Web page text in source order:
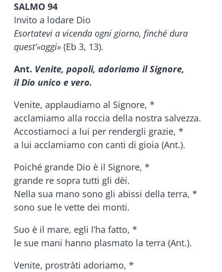
SALMO 94
Invito a lodare Dio
Esortatevi a vicenda ogni giorno, finché dura
quest’«oggi» (Eb 3, 13).
Ant. Venite, popoli, adoriamo il Signore,
il Dio unico e vero.
Venite, applaudiamo al Signore, *
acclamiamo alla roccia della nostra salvezza.
Accostiamoci a lui per rendergli grazie, *
a lui acclamiamo con canti di gioia (Ant.).
Poiché grande Dio è il Signore, *
grande re sopra tutti gli dèi.
Nella sua mano sono gli abissi della terra, *
sono sue le vette dei monti.
Suo è il mare, egli l’ha fatto, *
le sue mani hanno plasmato la terra (Ant.).
Venite, prostràti adoriamo, *